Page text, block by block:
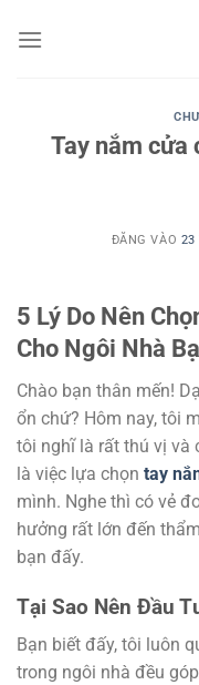
qua
Tay nắm cửa
ĐĂNG VÀO 23
5 Lý Do Nên
Cho Ngôi Nhà
Chào bạn thân mến!
ổn chứ? Hôm nay, tôi
tôi nghĩ là rất thú vị và
là việc lựa chọn tay
mình. Nghe thì có vẻ
hưởng rất lớn đến
bạn đấy.
Tại Sao Nên Đầu
Bạn biết đấy, tôi luôn
trong ngôi nhà đều